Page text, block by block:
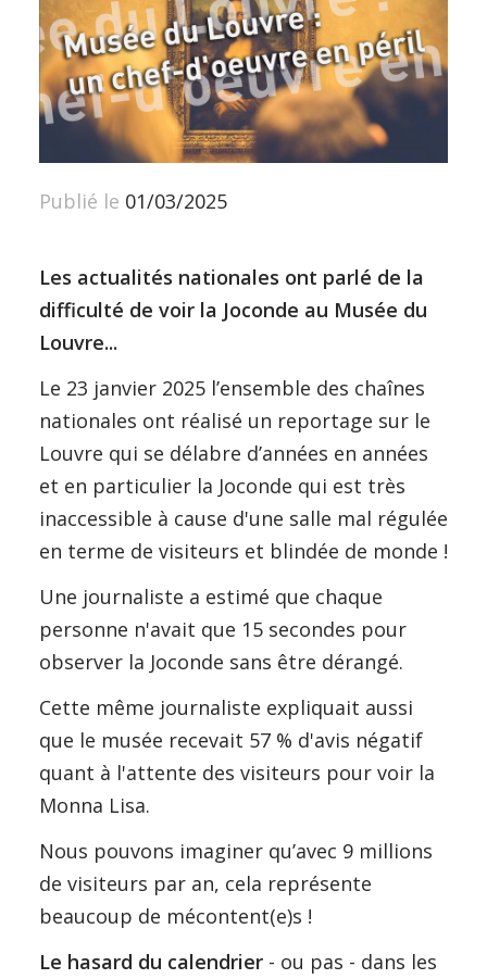
Publié le 01/03/2025
Les actualités nationales ont parlé de la
difficulté de voir la Joconde au Musée du
Louvre...
Le 23 janvier 2025 l’ensemble des chaînes
nationales ont réalisé un reportage sur le
Louvre qui se délabre d’années en années
et en particulier la Joconde qui est très
inaccessible à cause d'une salle mal régulée
en terme de visiteurs et blindée de monde !
Une journaliste a estimé que chaque
personne n'avait que 15 secondes pour
observer la Joconde sans être dérangé.
Cette même journaliste expliquait aussi
que le musée recevait 57 % d'avis négatif
quant à l'attente des visiteurs pour voir la
Monna Lisa.
Nous pouvons imaginer qu’avec 9 millions
de visiteurs par an, cela représente
beaucoup de mécontent(e)s !
Le hasard du calendrier- ou pas - dans les